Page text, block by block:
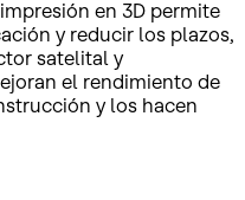
en 3D permite
y reducir los plazos,
satelital y
el rendimiento de
y los hacen